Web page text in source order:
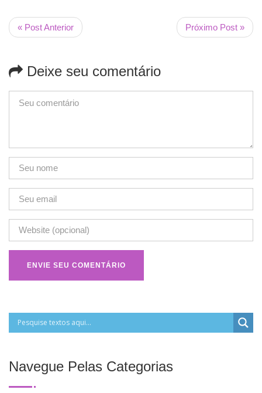
« Post Anterior Próximo Post »
Deixe seu comentário
Navegue Pelas Categorias